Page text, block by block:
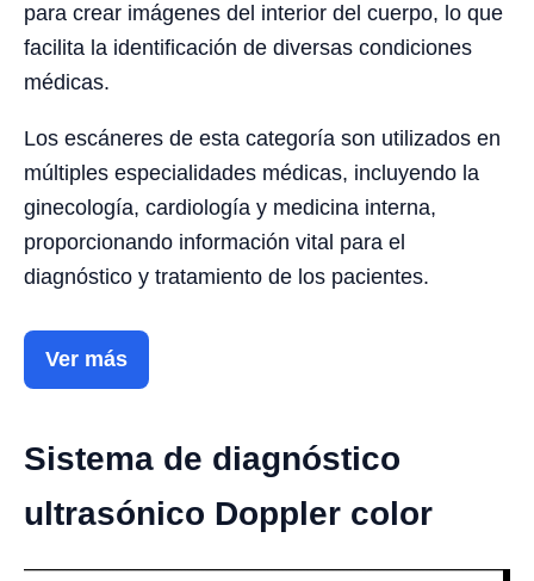
para crear imágenes del interior del cuerpo, lo que
facilita la identificación de diversas condiciones
médicas.
Los escáneres de esta categoría son utilizados en
múltiples especialidades médicas, incluyendo la
ginecología, cardiología y medicina interna,
proporcionando información vital para el
diagnóstico y tratamiento de los pacientes.
Ver más
Sistema de diagnóstico
ultrasónico Doppler color